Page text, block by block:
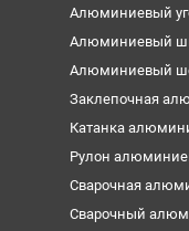
Алюминиевый
Алюминиевый
Алюминиевый
Заклепочная
Катанка
Рулон
Сварочная
Сварочный